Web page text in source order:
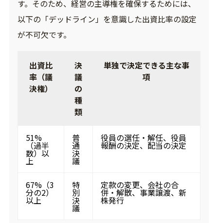
す。そのため、経営の主導権を確保するためには、
以下の「デッドライン」を意識した出資比率の設定
が不可欠です。
出資比
率（議
決権）
決
議
の
種
類
単独で決定できる主な事
項
51%
（過半
数）以
上
普
通
決
議
役員の選任・解任、役員
報酬の決定、配当の決定
67%（3
分の2）
以上
特
別
決
議
定款の変更、会社の合
併・解散、事業譲渡、新
株発行